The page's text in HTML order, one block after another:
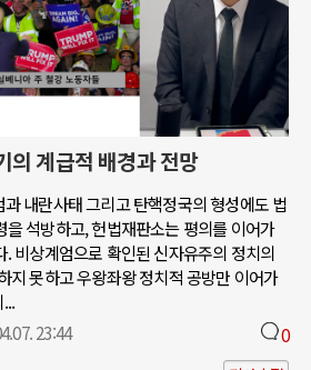
의 계급적 배경과 전망
내란사태 그리고 탄핵정국의 형성에도 법
석방하고, 헌법재판소는 평의를 이어가
. 비상계엄으로 확인된 신자유주의 정치의
지 못하고 우왕좌왕 정치적 공방만 이어가
23:44 0